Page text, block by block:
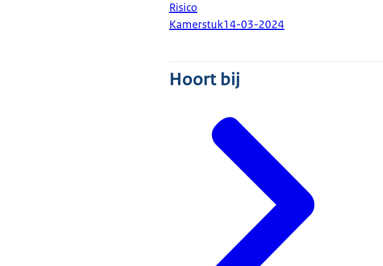
Risico
Kamerstuk14-03-2024
Hoort bij